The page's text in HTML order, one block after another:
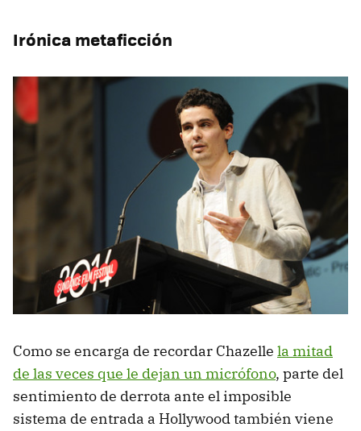
Irónica metaficción
Como se encarga de recordar Chazelle la mitad
de las veces que le dejan un micrófono, parte del
sentimiento de derrota ante el imposible
sistema de entrada a Hollywood también viene